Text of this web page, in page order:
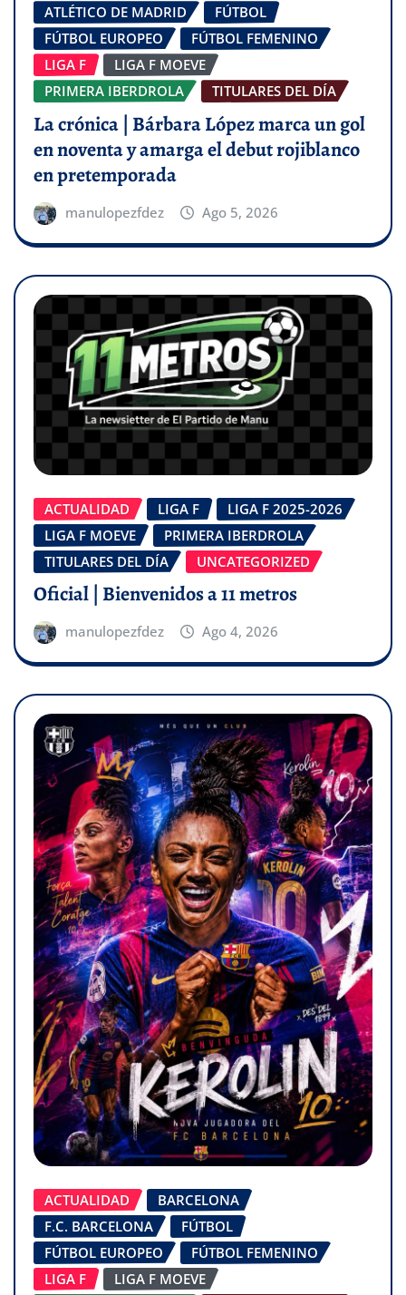
ATLÉTICO DE MADRID
FÚTBOL
FÚTBOL EUROPEO
FÚTBOL FEMENINO
LIGA F
LIGA F MOEVE
PRIMERA IBERDROLA
TITULARES DEL DÍA
La crónica | Bárbara López marca un gol
en noventa y amarga el debut rojiblanco
en pretemporada
manulopezfdez Ago 5, 2026
ACTUALIDAD LIGA F
LIGA F 2025-2026
LIGA F MOEVE
PRIMERA IBERDROLA
TITULARES DEL DÍA
UNCATEGORIZED
Oficial | Bienvenidos a 11 metros
manulopezfdez Ago 4, 2026
ACTUALIDAD
BARCELONA
F.C. BARCELONA
FÚTBOL
FÚTBOL EUROPEO
FÚTBOL FEMENINO
LIGA F
LIGA F MOEVE